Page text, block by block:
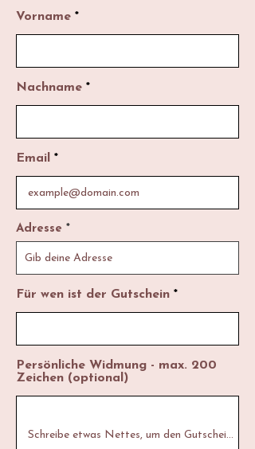
Vorname
Nachname
Email
Adresse
Für wen ist der Gutschein
Persönliche Widmung - max. 200
Zeichen (optional)